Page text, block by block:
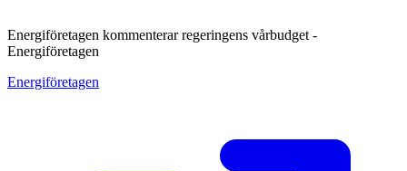
Energiföretagen kommenterar regeringens vårbudget -
Energiföretagen
Energiföretagen